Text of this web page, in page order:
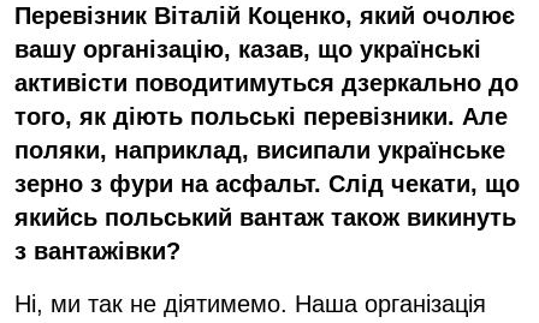
Перевізник Віталій Коценко, який очолює
вашу організацію, казав, що українські
активісти поводитимуться дзеркально до
того, як діють польські перевізники. Але
поляки, наприклад, висипали українське
зерно з фури на асфальт. Слід чекати, що
якийсь польський вантаж також викинуть
з вантажівки?
Ні, ми так не діятимемо. Наша організація